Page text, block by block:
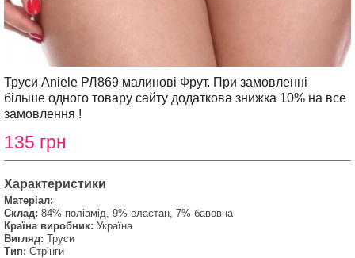
Труси Aniele РЛ869 малинові Фрут. При замовленні
більше одного товару сайту додаткова знижка 10% на все
замовлення !
135 грн
Характеристики
Матеріал:
Склад: 84% поліамід, 9% еластан, 7% бавовна
Країна виробник: Україна
Вигляд: Труси
Тип: Стрінги